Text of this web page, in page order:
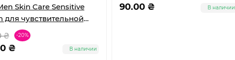
Skin Care Sensitive
для чувствительной
к раздражению
200 мл
₴ -20%
₴ В наличии
90.00 ₴ В наличии